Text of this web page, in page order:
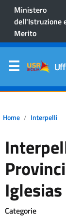
Ministero
dell'Istruzione
Merito
Home Interpelli
Iglesias
Categorie